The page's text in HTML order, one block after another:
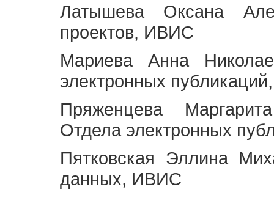
Латышева Оксана
проектов, ИВИС
Мариева Анна
электронных
Пряженцева
Отдела электронных
Пятковская Эллина
данных, ИВИС